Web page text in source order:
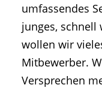
umfassendes
junges, schnell
wollen wir
Mitbewerber.
Versprechen